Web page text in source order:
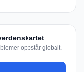
oppstår globalt.